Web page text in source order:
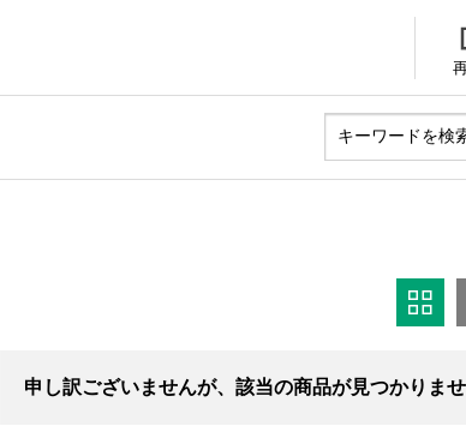
申し訳ございませんが、該当の商品が見つかりませ